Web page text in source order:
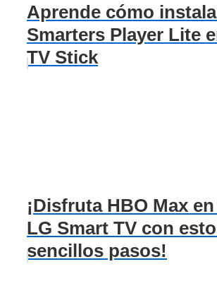
Aprende cómo
Smarters Player Lite
TV Stick
¡Disfruta HBO Max
LG Smart TV con
sencillos pasos!